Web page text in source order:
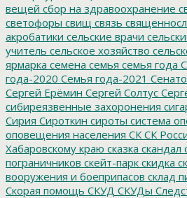
вещей сбор на здравоохранение
светофоры свищ связь
акробатики сельские врачи
учитель сельское хозяйство
ярмарка семена семья семья года
года-2020 Семья года-2021
Сергей Ерёмин Сергей Солтус
сибиреязвенные захоронения
Сирия Сироткин сироты система
оповещения населения СК СК
Хабаровскому краю сказка скандал
пограничников скейт-парк скидка
вооружения и боеприпасов склад
Скорая помощь СКУД СКУДы